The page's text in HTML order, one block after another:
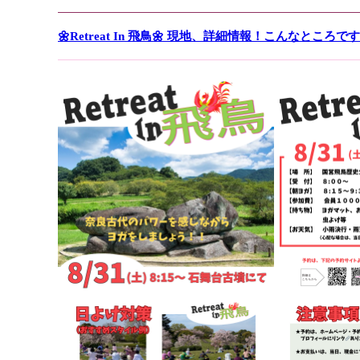
🌼Retreat In 飛鳥🌼 現地、詳細情報！こんなところで